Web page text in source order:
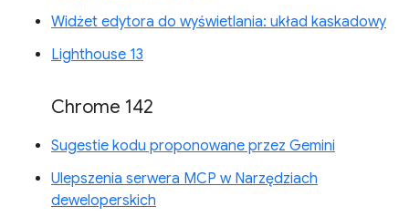
Widżet edytora do wyświetlania: układ kaskadowy
Lighthouse 13
Chrome 142
Sugestie kodu proponowane przez Gemini
Ulepszenia serwera MCP w Narzędziach
deweloperskich